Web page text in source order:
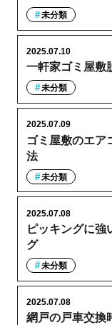
未分類
一軒家ゴミ屋敷
2025.07.10
未分類
ゴミ屋敷のエア
法
2025.07.09
未分類
ピッキングに強
グ
2025.07.08
未分類
網戸の戸車交換
2025.07.08